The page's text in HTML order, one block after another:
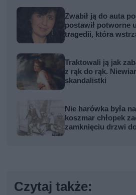
Zwabił ją do auta
postawił potworne
tragedii, która
Traktowali ją jak
z rąk do rąk.
skandalistki
Nie harówka była
koszmar chłopek
zamknięciu drzwi
Czytaj także: